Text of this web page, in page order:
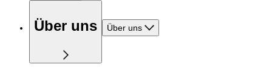
Über uns Über uns